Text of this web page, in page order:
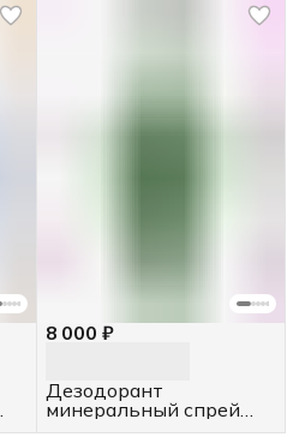
8 000 ₽
Дезодорант
минеральный спрей
"Алоэ", 4 шт, 100 мл